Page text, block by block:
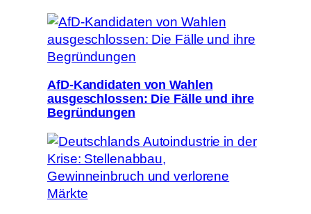
AfD-Kandidaten von Wahlen
ausgeschlossen: Die Fälle und ihre
Begründungen